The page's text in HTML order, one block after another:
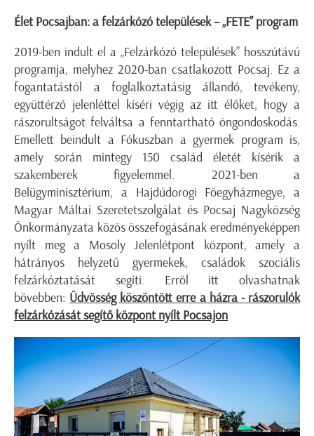
Élet Pocsajban: a felzárkózó települések – „FETE” program
2019-ben indult el a „Felzárkózó települések” hosszútávú
programja, melyhez 2020-ban csatlakozott Pocsaj. Ez a
fogantatástól a foglalkoztatásig állandó, tevékeny,
együttérző jelenléttel kíséri végig az itt élőket, hogy a
rászorultságot felváltsa a fenntartható öngondoskodás.
Emellett beindult a Fókuszban a gyermek program is,
amely során mintegy 150 család életét kísérik a
szakemberek figyelemmel. 2021-ben a
Belügyminisztérium, a Hajdúdorogi Főegyházmegye, a
Magyar Máltai Szeretetszolgálat és Pocsaj Nagyközség
Önkormányzata közös összefogásának eredményeképpen
nyílt meg a Mosoly Jelenlétpont központ, amely a
hátrányos helyzetű gyermekek, családok szociális
felzárkóztatását segíti. Erről itt olvashatnak
bővebben: Üdvösség köszöntött erre a házra - rászorulók
felzárkózását segítő központ nyílt Pocsajon